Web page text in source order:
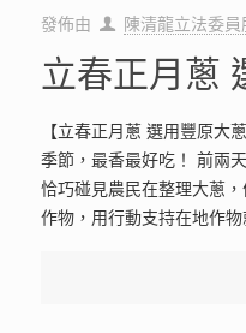
發佈由 陳清龍立法委員
立春正月蔥
【立春正月蔥 選用豐原大
季節，最香最好吃！ 前兩
恰巧碰見農民在整理大蔥
作物，用行動支持在地作物